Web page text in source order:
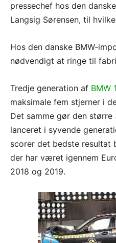
pressechef hos den
Langsig Sørensen, til
Hos den danske BMW-
nødvendigt at ringe til
Tredje generation af BMW
maksimale fem stjerner i
Det samme gør den større
lanceret i syvende
scorer det bedste resultat
der har været igennem
2018 og 2019.